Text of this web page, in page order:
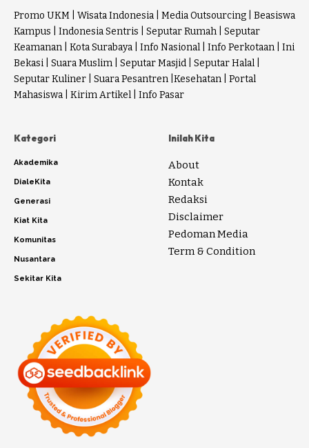
Promo UKM Wisata Indonesia Media Outsourcing
Beasiswa
Kampus
Indonesia Sentris Seputar Rumah
Seputar
Keamanan
Kota Surabaya Info Nasional Info Perkotaan
Ini
Bekasi
Suara Muslim Seputar Masjid Seputar Halal
Seputar Kuliner
Suara Pesantren Kesehatan
Portal
Mahasiswa
Kirim Artikel Info Pasar
Kategori
Akademika
DialeKita
Generasi
Kiat Kita
Komunitas
Nusantara
Sekitar Kita
Inilah Kita
About
Kontak
Redaksi
Disclaimer
Pedoman Media
Term & Condition